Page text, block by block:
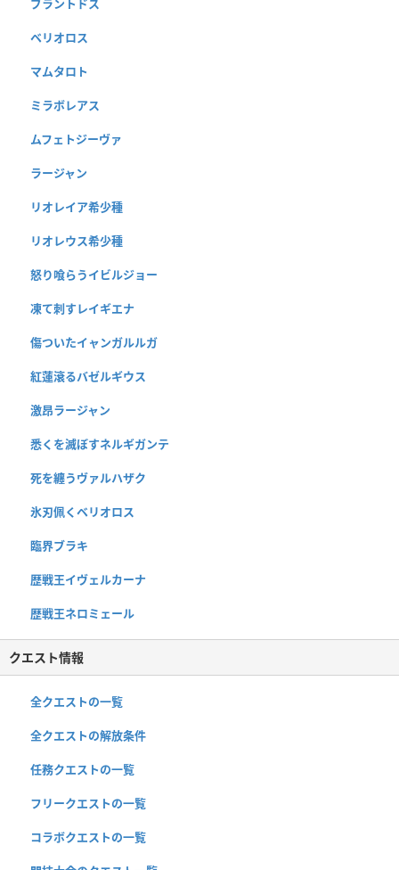
ブラントドス
ベリオロス
マムタロト
ミラボレアス
ムフェトジーヴァ
ラージャン
リオレイア希少種
リオレウス希少種
怒り喰らうイビルジョー
凍て刺すレイギエナ
傷ついたイャンガルルガ
紅蓮滾るバゼルギウス
激昂ラージャン
悉くを滅ぼすネルギガンテ
死を纏うヴァルハザク
氷刃佩くベリオロス
臨界ブラキ
歴戦王イヴェルカーナ
歴戦王ネロミェール
クエスト情報
全クエストの一覧
全クエストの解放条件
任務クエストの一覧
フリークエストの一覧
コラボクエストの一覧